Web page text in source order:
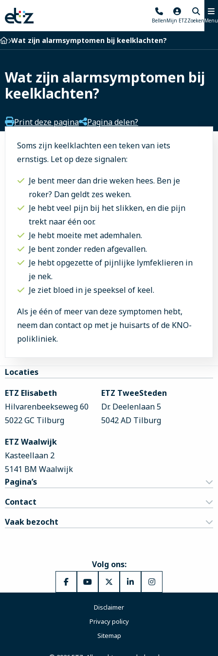
Elisabeth-
TweeSteden
Ziekenhuis
BellenMijn ETZZoekenMenu
Home
Wat zijn alarmsymptomen bij keelklachten?
Wat zijn alarmsymptomen bij
keelklachten?
Print deze pagina Pagina delen?
Soms zijn keelklachten een teken van iets
ernstigs. Let op deze signalen:
Je bent meer dan drie weken hees. Ben je
roker? Dan geldt zes weken.
Je hebt veel pijn bij het slikken, en die pijn
trekt naar één oor.
Je hebt moeite met ademhalen.
Je bent zonder reden afgevallen.
Je hebt opgezette of pijnlijke lymfeklieren in
je nek.
Je ziet bloed in je speeksel of keel.
Als je één of meer van deze symptomen hebt,
neem dan contact op met je huisarts of de KNO-
polikliniek.
Site
footer
Locaties
ETZ Elisabeth
Hilvarenbeekseweg 60
5022 GC Tilburg
ETZ TweeSteden
Dr. Deelenlaan 5
5042 AD Tilburg
ETZ Waalwijk
Kasteellaan 2
5141 BM Waalwijk
Pagina’s
Contact
Vaak bezocht
Volg ons:
Ga
Facebook
Ga
YouTube
Ga
X
Ga
Ga
Disclaimer
Privacy policy
Sitemap